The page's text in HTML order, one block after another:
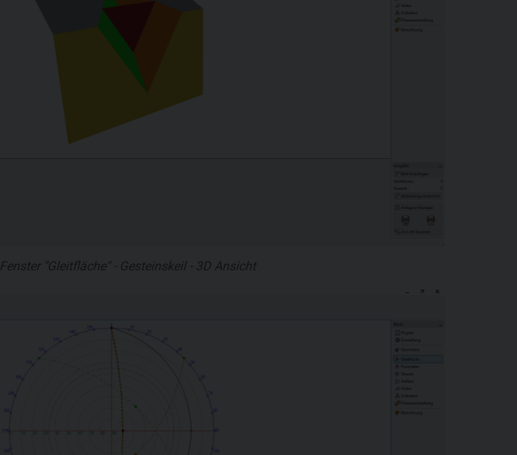
Fenster "Gleitfläche" - Gesteinskeil - 3D Ansicht